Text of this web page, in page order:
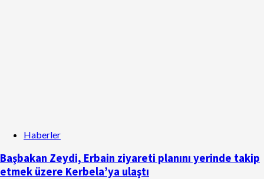
Haberler
Başbakan Zeydi, Erbain ziyareti planını yerinde takip
etmek üzere Kerbela’ya ulaştı